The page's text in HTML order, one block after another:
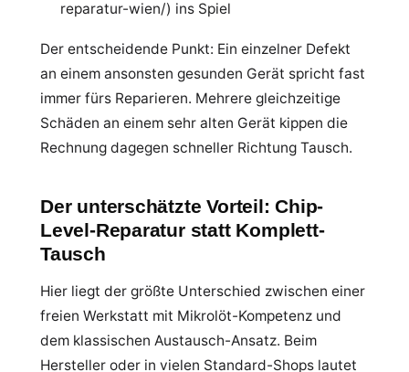
reparatur-wien/) ins Spiel
Der entscheidende Punkt: Ein einzelner Defekt
an einem ansonsten gesunden Gerät spricht fast
immer fürs Reparieren. Mehrere gleichzeitige
Schäden an einem sehr alten Gerät kippen die
Rechnung dagegen schneller Richtung Tausch.
Der unterschätzte Vorteil: Chip-
Level-Reparatur statt Komplett-
Tausch
Hier liegt der größte Unterschied zwischen einer
freien Werkstatt mit Mikrolöt-Kompetenz und
dem klassischen Austausch-Ansatz. Beim
Hersteller oder in vielen Standard-Shops lautet